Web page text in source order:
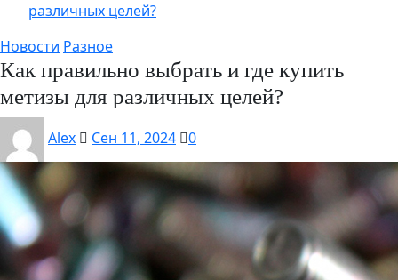
различных целей?
Новости Разное
Как правильно выбрать и где купить
метизы для различных целей?
Alex Сен 11, 2024 0